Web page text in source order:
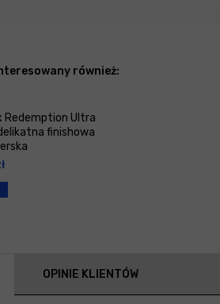
również:
Redemption Ultra
finishowa
OPINIE KLIENTÓW